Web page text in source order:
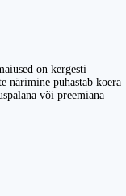
on kergesti
närimine puhastab koera
või preemiana